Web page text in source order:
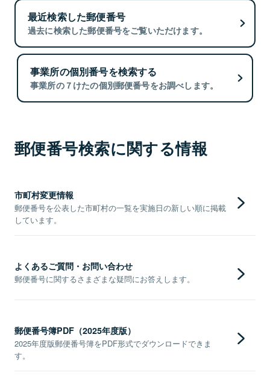
最近検索した郵便番号
過去に検索した郵便番号をご覧いただけます。
事業所の個別番号を検索する
事業所の７けたの個別郵便番号をお調べします。
郵便番号検索に関する情報
市町村変更情報
郵便番号を公表した市町村の一覧を実施日の新しい順に掲載
しています。
よくあるご質問・お問い合わせ
郵便番号に関するさまざまな疑問にお答えします。
郵便番号簿PDF（2025年度版）
2025年度版郵便番号簿をPDF形式でダウンロードできま
す。